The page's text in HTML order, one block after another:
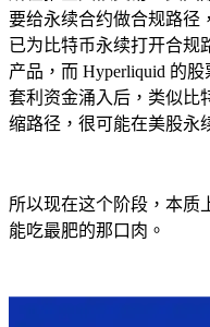
要给永续合约做合规路径
已为比特币永续打开合规
产品，而 Hyperliquid 的
套利资金涌入后，类似比
缩路径，很可能在美股永
所以现在这个阶段，本质
能吃最肥的那口肉。